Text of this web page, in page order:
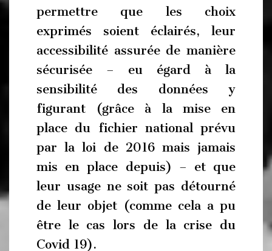
permettre que les choix
exprimés soient éclairés, leur
accessibilité assurée de manière
sécurisée – eu égard à la
sensibilité des données y
figurant (grâce à la mise en
place du fichier national prévu
par la loi de 2016 mais jamais
mis en place depuis) – et que
leur usage ne soit pas détourné
de leur objet (comme cela a pu
être le cas lors de la crise du
Covid 19).